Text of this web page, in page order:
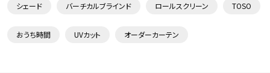
シェード バーチカルブラインド ロールスクリーン TOSO
おうち時間 UVカット オーダーカーテン